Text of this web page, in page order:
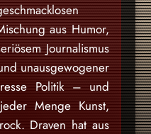
aus Humor,
Journalismus
unausgewogener
Politik – und
Menge Kunst,
Draven hat aus